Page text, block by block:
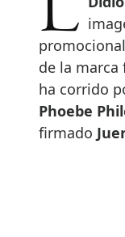
de la marca
ha corrido
Phoebe
firmado